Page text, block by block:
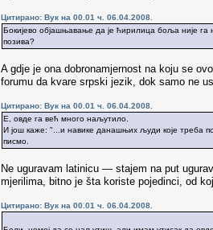
Цитирано: Вук на 00.01 ч. 06.04.2008.
Бокијево објашњавање да је ћирилица боља није
позива?
A gdje je ona dobronamjernost na koju se
forumu da kvare srpski jezik, dok samo ne
Цитирано: Вук на 00.01 ч. 06.04.2008.
Е, овде га већ много наљутило.
И још каже: "...и навике данашњих људи које треба
писмо.
Ne uguravam latinicu — stajem na put
mjerilima, bitno je šta koriste pojedinci, od
Цитирано: Вук на 00.01 ч. 06.04.2008.